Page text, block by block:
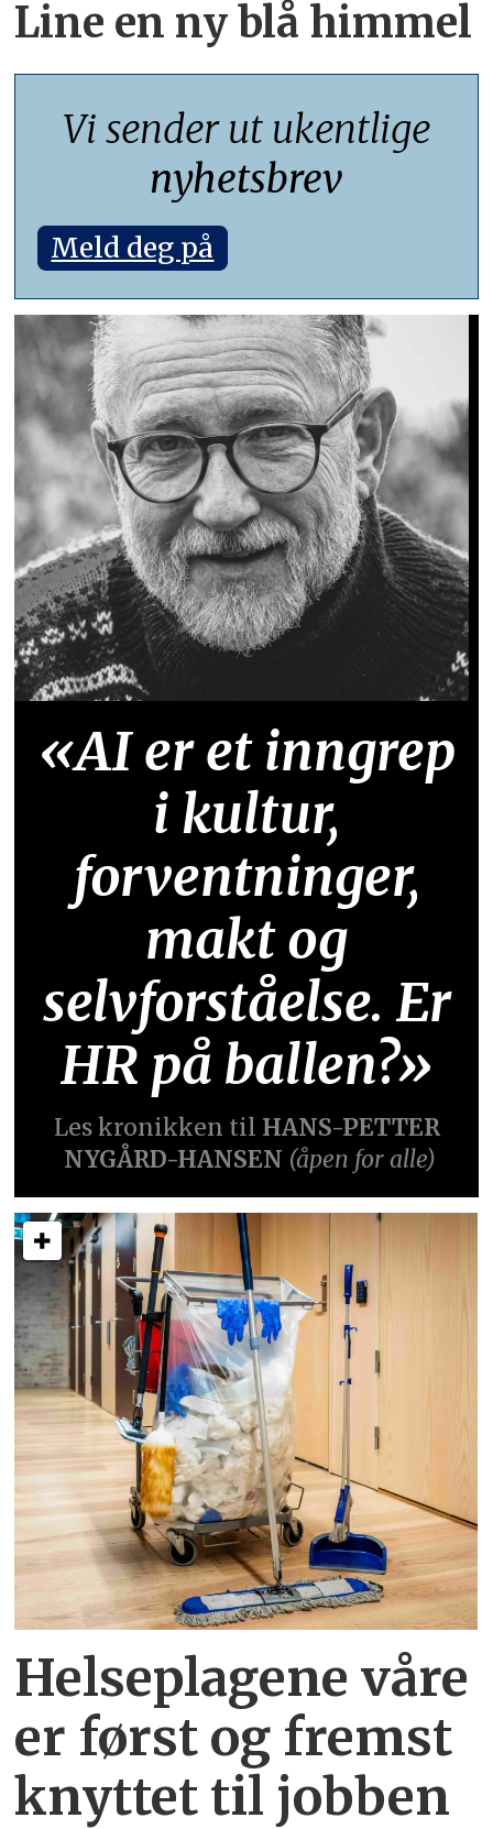
Line en ny blå himmel
Vi sender ut ukentlige
nyhetsbrev
Meld deg på
«AI er et inngrep
i kultur,
forventninger,
makt og
selvforståelse. Er
HR på ballen?»
Les kronikken til HANS-PETTER
NYGÅRD-HANSEN (åpen for alle)
Helseplagene våre
er først og fremst
knyttet til jobben